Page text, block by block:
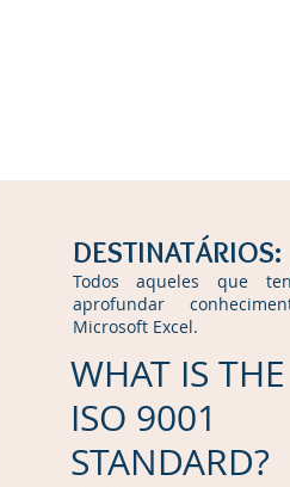
DESTINATÁRIOS:
Todos aqueles que
aprofundar
Microsoft Excel.
WHAT IS THE
ISO 9001
STANDARD?